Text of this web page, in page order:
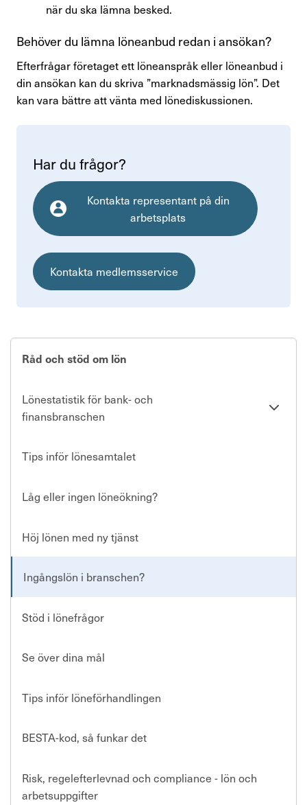
när du ska lämna besked.
Behöver du lämna löneanbud redan i ansökan?
Efterfrågar företaget ett löneanspråk eller löneanbud i
din ansökan kan du skriva ”marknadsmässig lön”. Det
kan vara bättre att vänta med lönediskussionen.
Har du frågor?
Kontakta representant på din
arbetsplats
Kontakta medlemsservice
Råd och stöd om lön
Lönestatistik för bank- och
finansbranschen
Se
Tips inför lönesamtalet
Låg eller ingen löneökning?
Höj lönen med ny tjänst
Ingångslön i branschen?
Stöd i lönefrågor
Se över dina mål
Tips inför löneförhandlingen
BESTA-kod, så funkar det
Risk, regelefterlevnad och compliance - lön och
arbetsuppgifter